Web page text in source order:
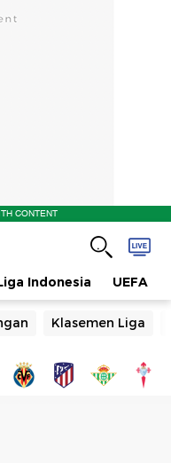
CONTENT
Indonesia UEFA
Klasemen Liga